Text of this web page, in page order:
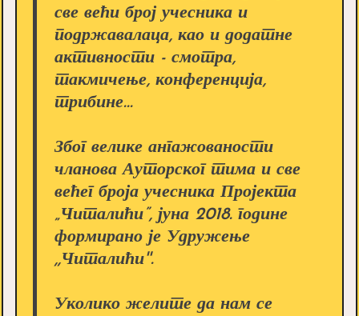
све већи број учесника и
подржавалаца, као и додатне
активности - смотра,
такмичење, конференција,
трибине...
Због велике ангажованости
чланова Ауторског тима и све
већег броја учесника Пројекта
„Читалићи”, јуна 2018. године
формирано је Удружење
,,Читалићи''.
Уколико желите да нам се